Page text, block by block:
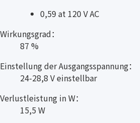
0,59 at 120 V AC
Wirkungsgrad：
87 %
Einstellung der Ausgangsspannung：
24-28,8 V einstellbar
Verlustleistung in W：
15,5 W